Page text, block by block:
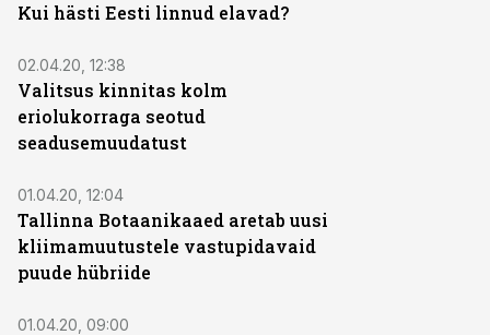
Kui hästi Eesti linnud elavad?
02.04.20, 12:38
Valitsus kinnitas kolm
eriolukorraga seotud
seadusemuudatust
01.04.20, 12:04
Tallinna Botaanikaaed aretab uusi
kliimamuutustele vastupidavaid
puude hübriide
01.04.20, 09:00